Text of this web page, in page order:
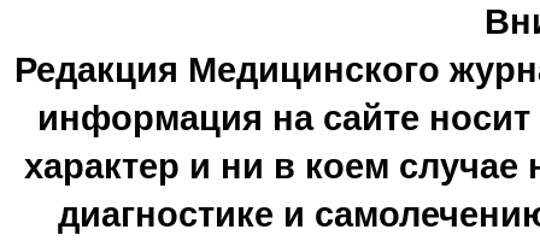
Редакция Медицинского
информация на сайте
характер и ни в коем
диагностике и